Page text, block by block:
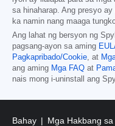
sa hinaharap. Ang presyo
ka namin nang maaga
Ang lahat ng bersyon ng
pagsang-ayon sa aming
Pagkapribado/Cookie, at
ang aming Mga FAQ at
nais mong i-uninstall ang
Bahay
Mga Hakbang